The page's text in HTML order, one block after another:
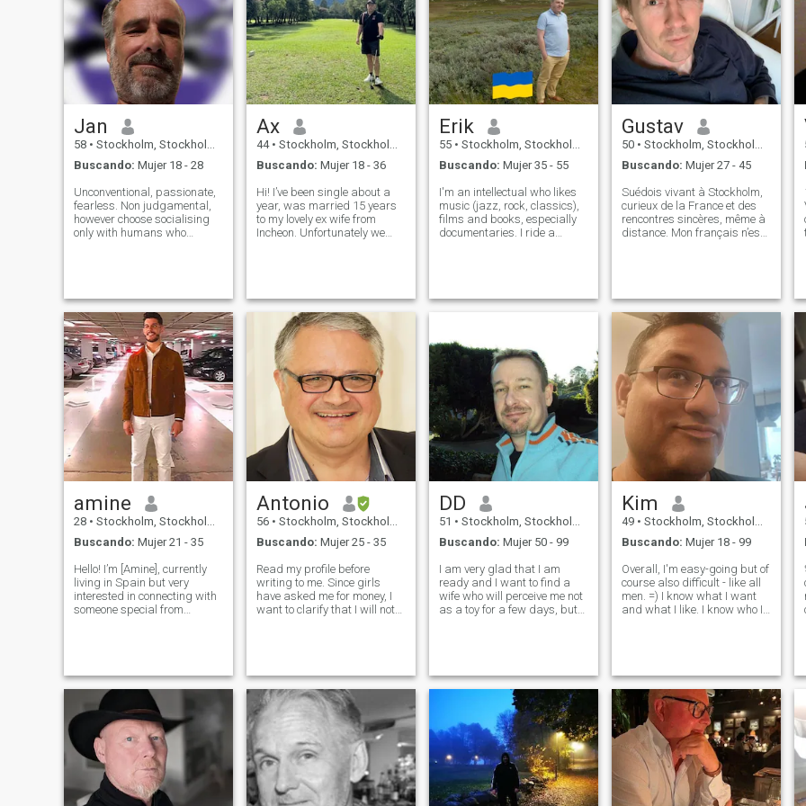
Jan
58 • Stockholm, Stockholm, Suecia
Buscando: Mujer 18 - 28
Unconventional, passionate,
fearless. Non judgamental,
however choose socialising
only with humans who
sexually dominant, a
rewarding Do
Ax
44 • Stockholm, Stockholm, Suecia
Buscando: Mujer 18 - 36
Hi! I’ve been single about a
year, was married 15 years
to my lovely ex wife from
Incheon. Unfortunately we
philosophy. Let’s start to
verify we are
Erik
55 • Stockholm, Stockholm, Suecia
Buscando: Mujer 35 - 55
I'm an intellectual who likes
music (jazz, rock, classics),
films and books, especially
documentaries. I ride a
to keep fit.
Gustav
50 • Stockholm, Stockholm, Suecia
Buscando: Mujer 27 - 45
Suédois vivant à Stockholm,
curieux de la France et des
rencontres sincères, même à
distance. Mon français n’est
l’art, la musique et le football.
Je
amine
28 • Stockholm, Stockholm, Suecia
Buscando: Mujer 21 - 35
Hello! I’m [Amine], currently
living in Spain but very
interested in connecting with
someone special from
outdoors is inspiring! I’m
someon
Antonio
56 • Stockholm, Stockholm, Suecia
Buscando: Mujer 25 - 35
Read my profile before
writing to me. Since girls
have asked me for money, I
want to clarify that I will not
and romantic man with a big
he
DD
51 • Stockholm, Stockholm, Suecia
Buscando: Mujer 50 - 99
I am very glad that I am
ready and I want to find a
wife who will perceive me not
as a toy for a few days, but
answer is simple, because
women don't take me
seriously because of my
figure and beauty. They only
need one thing - sex in the
evening and separation in
the morning, and I am here to
find a wife with whom I will
live a happy life without
betrayal and lies. I am
Kim
49 • Stockholm, Stockholm, Suecia
Buscando: Mujer 18 - 99
Overall, I'm easy-going but of
course also difficult - like all
men. =) I know what I want
and what I like. I know who I
to joke. =P